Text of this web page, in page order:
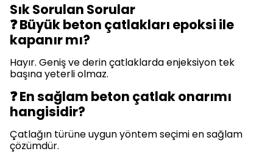
Sık Sorulan Sorular
❓ Büyük beton çatlakları epoksi ile
kapanır mı?
Hayır. Geniş ve derin çatlaklarda enjeksiyon tek
başına yeterli olmaz.
❓ En sağlam beton çatlak onarımı
hangisidir?
Çatlağın türüne uygun yöntem seçimi en sağlam
çözümdür.